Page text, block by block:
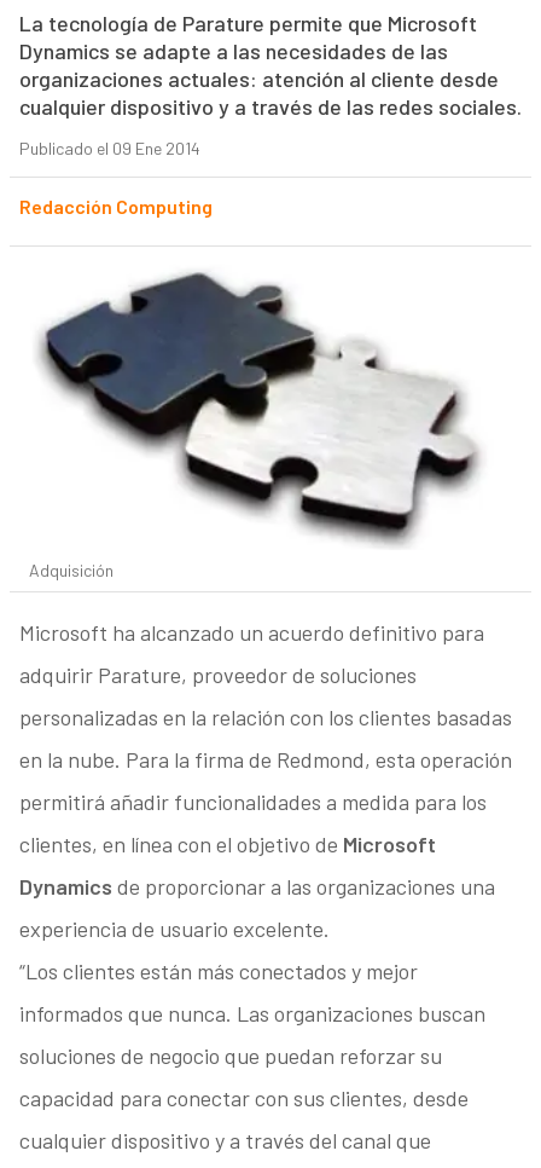
La tecnología de Parature permite que Microsoft
Dynamics se adapte a las necesidades de las
organizaciones actuales: atención al cliente desde
cualquier dispositivo y a través de las redes sociales.
Publicado el 09 Ene 2014
Redacción Computing
Adquisición
Microsoft ha alcanzado un acuerdo definitivo para
adquirir Parature, proveedor de soluciones
personalizadas en la relación con los clientes basadas
en la nube. Para la firma de Redmond, esta operación
permitirá añadir funcionalidades a medida para los
clientes, en línea con el objetivo de Microsoft
Dynamics de proporcionar a las organizaciones una
experiencia de usuario excelente.
“Los clientes están más conectados y mejor
informados que nunca. Las organizaciones buscan
soluciones de negocio que puedan reforzar su
capacidad para conectar con sus clientes, desde
cualquier dispositivo y a través del canal que